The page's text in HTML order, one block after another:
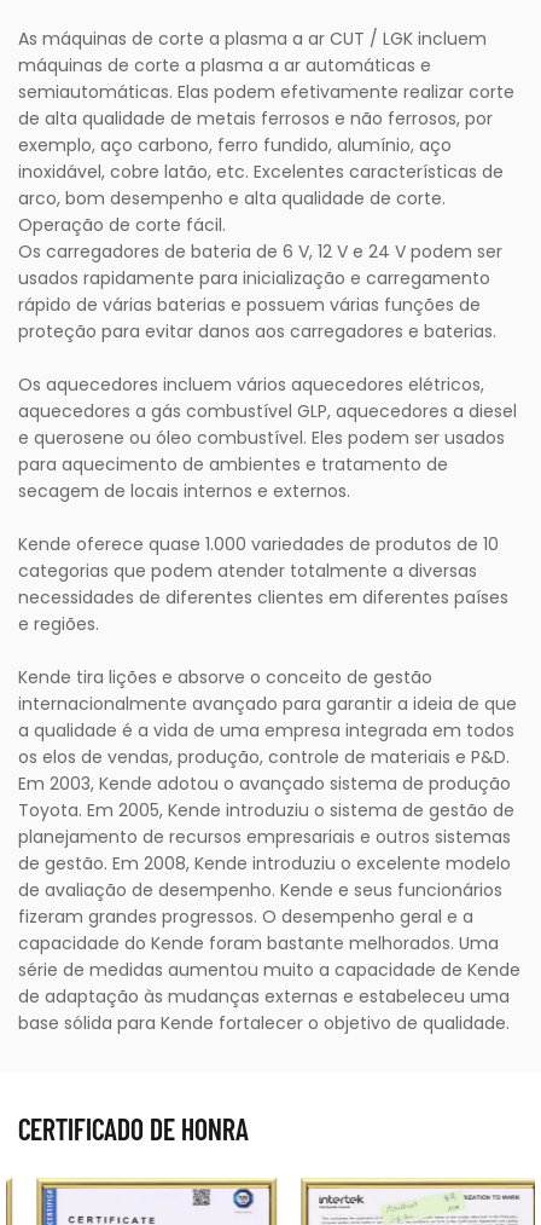
As máquinas de corte a plasma a ar CUT / LGK incluem
máquinas de corte a plasma a ar automáticas e
semiautomáticas. Elas podem efetivamente realizar corte
de alta qualidade de metais ferrosos e não ferrosos, por
exemplo, aço carbono, ferro fundido, alumínio, aço
inoxidável, cobre latão, etc. Excelentes características de
arco, bom desempenho e alta qualidade de corte.
Operação de corte fácil.
Os carregadores de bateria de 6 V, 12 V e 24 V podem ser
usados ​​rapidamente para inicialização e carregamento
rápido de várias baterias e possuem várias funções de
proteção para evitar danos aos carregadores e baterias.
Os aquecedores incluem vários aquecedores elétricos,
aquecedores a gás combustível GLP, aquecedores a diesel
e querosene ou óleo combustível. Eles podem ser usados ​​
para aquecimento de ambientes e tratamento de
secagem de locais internos e externos.
Kende oferece quase 1.000 variedades de produtos de 10
categorias que podem atender totalmente a diversas
necessidades de diferentes clientes em diferentes países
e regiões.
Kende tira lições e absorve o conceito de gestão
internacionalmente avançado para garantir a ideia de que
a qualidade é a vida de uma empresa integrada em todos
os elos de vendas, produção, controle de materiais e P&D.
Em 2003, Kende adotou o avançado sistema de produção
Toyota. Em 2005, Kende introduziu o sistema de gestão de
planejamento de recursos empresariais e outros sistemas
de gestão. Em 2008, Kende introduziu o excelente modelo
de avaliação de desempenho. Kende e seus funcionários
fizeram grandes progressos. O desempenho geral e a
capacidade do Kende foram bastante melhorados. Uma
série de medidas aumentou muito a capacidade de Kende
de adaptação às mudanças externas e estabeleceu uma
base sólida para Kende fortalecer o objetivo de qualidade.
CERTIFICADO DE HONRA